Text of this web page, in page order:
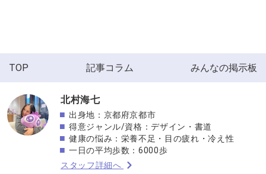
TOP 記事コラム みんなの掲示板
北村海七
出身地：京都府京都市
得意ジャンル/資格：デザイン・書道
健康の悩み：栄養不足・目の疲れ・冷え性
一日の平均歩数：6000歩
スタッフ詳細へ